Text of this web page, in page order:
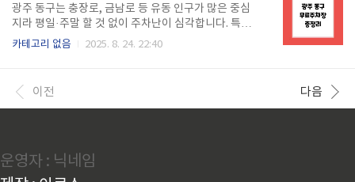
특징: 구청 업무시간 외 개방, 접근성이 좋아 활용도 높
음광주 서구청👆️ 2. 광주 서구 문화센터 주차장위치: 광
주 서구 내방로 41 (치평동)개방 시간: 평일 저녁, 주말·
공휴일 무료특징: 강좌 수강생 외 주민 누구나 이용 가
치: 광주 서구 금호동 763-5개방 시간:..
광주 동구는 충장로, 금남로 등 유동 인구가 많은 중심
지라 평일·주말 할 것 없이 주차난이 심각합니다. 특히
주말 나들이나 업무를 보러 오셨다가 주차비 부담 때문
다.👉 지금 확인하지 않으면 좋은 자리 놓치실 수 있으
니 미리 체크해두세요! 광주 동구 무료주차장 보기 🅿️
가능광주 동구청 무료주차장👆️ 🅿️ 충장로 공영주차장
(무료 개방 시간)위치: 광주광역시 동구 충장로5가 26
카테고리 없음 2025. 8. 24. 22:40
이전 다음
운영자 : 닉네임